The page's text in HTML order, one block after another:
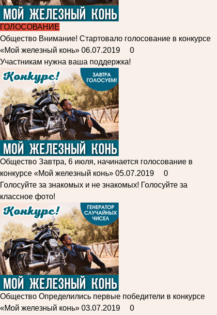
ГОЛОСОВАНИЕ
Общество Внимание! Стартовало голосование в конкурсе
«Мой железный конь» 06.07.2019
0
Участникам нужна ваша поддержка!
Общество Завтра, 6 июля, начинается голосование в
конкурсе «Мой железный конь» 05.07.2019
0
Голосуйте за знакомых и не знакомых! Голосуйте за
классное фото!
Общество Определились первые победители в конкурсе
«Мой железный конь» 03.07.2019
0